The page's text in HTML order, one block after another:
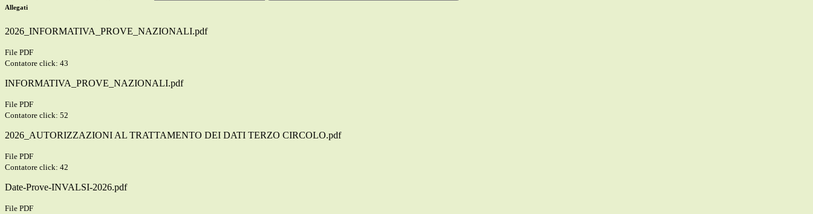
Allegati
2026_INFORMATIVA_PROVE_NAZIONALI.pdf
File PDF
Contatore click: 43
INFORMATIVA_PROVE_NAZIONALI.pdf
File PDF
Contatore click: 52
2026_AUTORIZZAZIONI AL TRATTAMENTO DEI DATI TERZO CIRCOLO.pdf
File PDF
Contatore click: 42
Date-Prove-INVALSI-2026.pdf
File PDF